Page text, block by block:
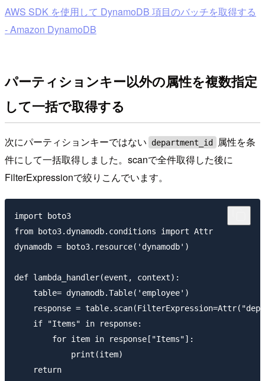
AWS SDK を使用して DynamoDB 項目のバッチを取得する
- Amazon DynamoDB
パーティションキー以外の属性を複数指定
して一括で取得する
次にパーティションキーではない department_id
属性を条
件にして一括取得しました。scanで全件取得した後に
FilterExpressionで絞りこんでいます。
import boto3
from boto3.dynamodb.conditions import Attr
dynamodb = boto3.resource('dynamodb')
def lambda_handler(event, context):
    table= dynamodb.Table('employee')
response =
    if "Items" in response:
        for item in response["Items"]:
            print(item)